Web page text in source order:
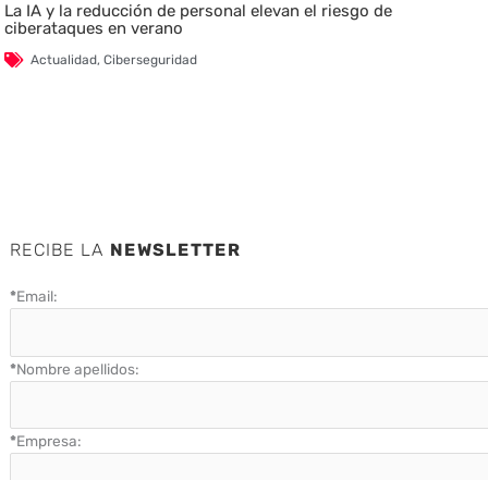
La IA y la reducción de personal elevan el riesgo de
ciberataques en verano
Actualidad,Ciberseguridad
RECIBE LA NEWSLETTER
*Email:
*Nombre apellidos:
*Empresa: